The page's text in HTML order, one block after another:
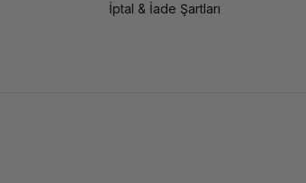
İptal & İade Şartları